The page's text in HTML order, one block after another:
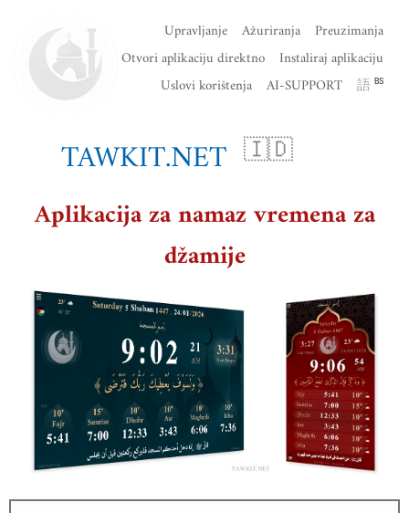
Upravljanje Ažuriranja Preuzimanja
Otvori aplikaciju direktno Instaliraj aplikaciju
Uslovi korištenja AI-SUPPORT 語 BS
TAWKIT.NET 🇮🇩
Aplikacija za namaz vremena za
džamije